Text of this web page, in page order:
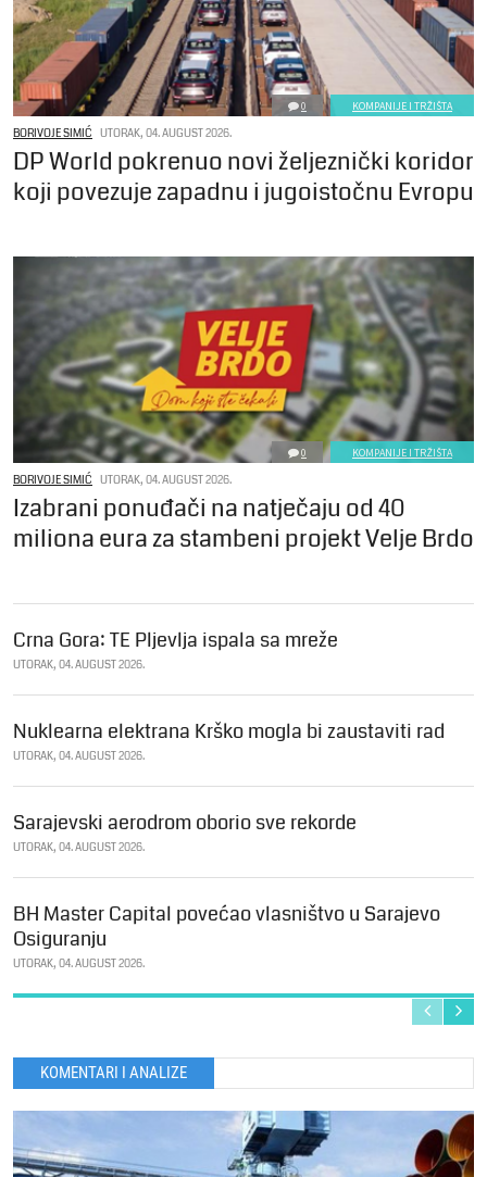
0 KOMPANIJE I TRŽIŠTA
BORIVOJE SIMIĆ UTORAK, 04. AUGUST 2026.
DP World pokrenuo novi željeznički koridor
koji povezuje zapadnu i jugoistočnu Evropu
0 KOMPANIJE I TRŽIŠTA
BORIVOJE SIMIĆ UTORAK, 04. AUGUST 2026.
Izabrani ponuđači na natječaju od 40
miliona eura za stambeni projekt Velje Brdo
Crna Gora: TE Pljevlja ispala sa mreže
UTORAK, 04. AUGUST 2026.
Nuklearna elektrana Krško mogla bi zaustaviti rad
UTORAK, 04. AUGUST 2026.
Sarajevski aerodrom oborio sve rekorde
UTORAK, 04. AUGUST 2026.
BH Master Capital povećao vlasništvo u Sarajevo
Osiguranju
UTORAK, 04. AUGUST 2026.
KOMENTARI I ANALIZE